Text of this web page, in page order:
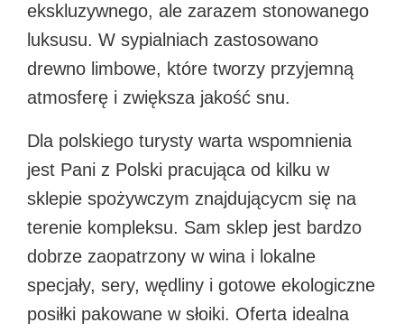
ekskluzywnego, ale zarazem stonowanego
luksusu. W sypialniach zastosowano
drewno limbowe, które tworzy przyjemną
atmosferę i zwiększa jakość snu.​
Dla polskiego turysty warta wspomnienia
jest Pani z Polski pracująca od kilku w
sklepie spożywczym znajdującycm się na
terenie kompleksu. Sam sklep jest bardzo
dobrze zaopatrzony w wina i lokalne
specjały, sery, wędliny i gotowe ekologiczne
posiłki pakowane w słoiki. Oferta idealna